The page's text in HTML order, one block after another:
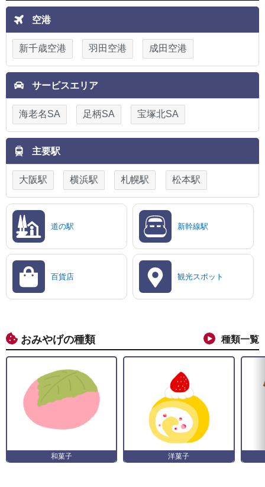
空港
新千歳空港 羽田空港 成田空港
サービスエリア
海老名SA 足柄SA 宝塚北SA
主要駅
大阪駅 横浜駅 札幌駅 松本駅
道の駅 新幹線駅
百貨店 観光スポット
おみやげの種類 種類一覧
和菓子 洋菓子